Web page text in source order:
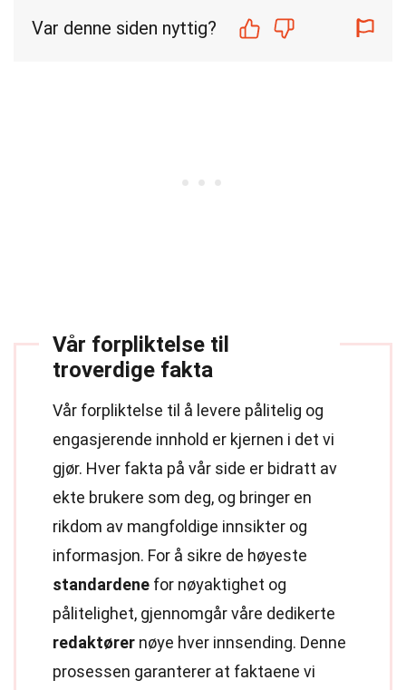
Var denne siden nyttig?
Vår forpliktelse til
troverdige fakta
Vår forpliktelse til å levere pålitelig og
engasjerende innhold er kjernen i det vi
gjør. Hver fakta på vår side er bidratt av
ekte brukere som deg, og bringer en
rikdom av mangfoldige innsikter og
informasjon. For å sikre de høyeste
standardene for nøyaktighet og
pålitelighet, gjennomgår våre dedikerte
redaktører nøye hver innsending. Denne
prosessen garanterer at faktaene vi